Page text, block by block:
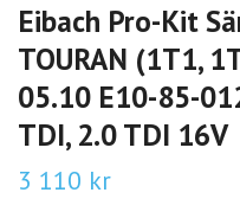
Eibach Pro-Kit
TOURAN (1T1,
05.10 E10-85-
TDI, 2.0 TDI 16V
3 110 kr